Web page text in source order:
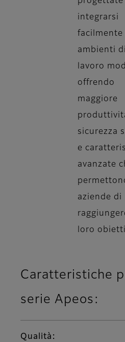
integrarsi
facilmente
ambienti di
lavoro
offrendo
maggiore
sicurezza
e
avanzate
aziende di
loro
Caratteristiche
serie Apeos:
Qualità: